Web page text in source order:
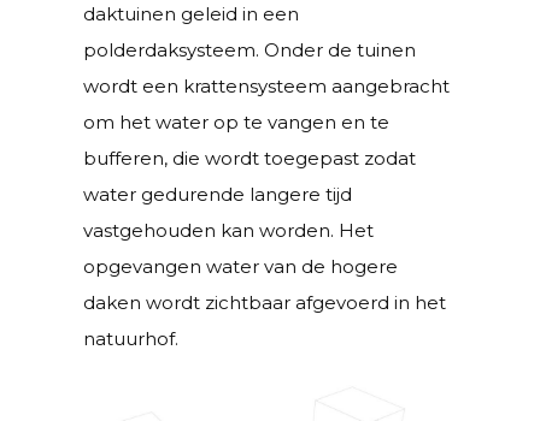
daktuinen geleid in een
polderdaksysteem. Onder de tuinen
wordt een krattensysteem aangebracht
om het water op te vangen en te
bufferen, die wordt toegepast zodat
water gedurende langere tijd
vastgehouden kan worden. Het
opgevangen water van de hogere
daken wordt zichtbaar afgevoerd in het
natuurhof.